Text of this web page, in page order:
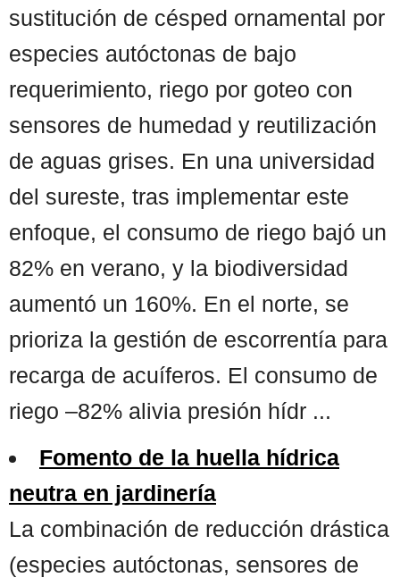
sustitución de césped ornamental por
especies autóctonas de bajo
requerimiento, riego por goteo con
sensores de humedad y reutilización
de aguas grises. En una universidad
del sureste, tras implementar este
enfoque, el consumo de riego bajó un
82% en verano, y la biodiversidad
aumentó un 160%. En el norte, se
prioriza la gestión de escorrentía para
recarga de acuíferos. El consumo de
riego –82% alivia presión hídr ...
Fomento de la huella hídrica
neutra en jardinería
La combinación de reducción drástica
(especies autóctonas, sensores de